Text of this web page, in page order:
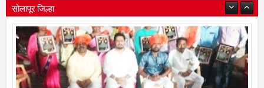
सोलापूर जिल्हा